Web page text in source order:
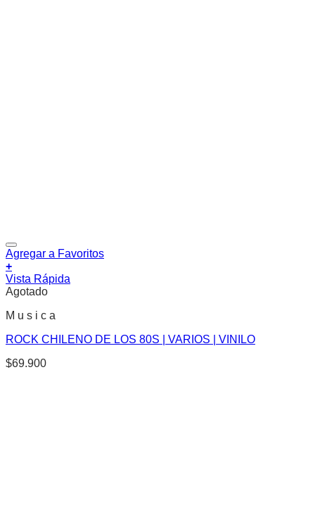
Agregar a Favoritos
+
Vista Rápida
Agotado
M u s i c a
ROCK CHILENO DE LOS 80S | VARIOS | VINILO
$69.900